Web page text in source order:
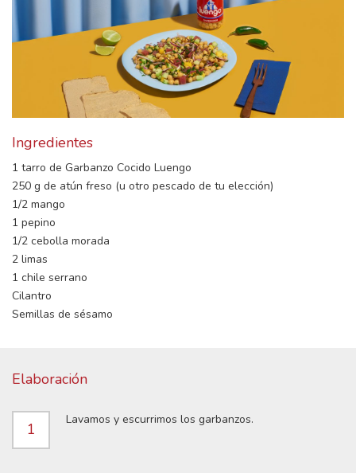
Ingredientes
1 tarro de Garbanzo Cocido Luengo
250 g de atún freso (u otro pescado de tu elección)
1/2 mango
1 pepino
1/2 cebolla morada
2 limas
1 chile serrano
Cilantro
Semillas de sésamo
Elaboración
1
Lavamos y escurrimos los garbanzos.